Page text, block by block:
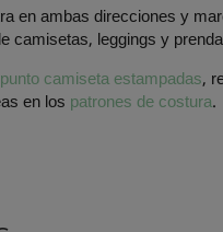
en ambas direcciones y
camisetas, leggings y
camiseta estampadas,
en los patrones de costura.